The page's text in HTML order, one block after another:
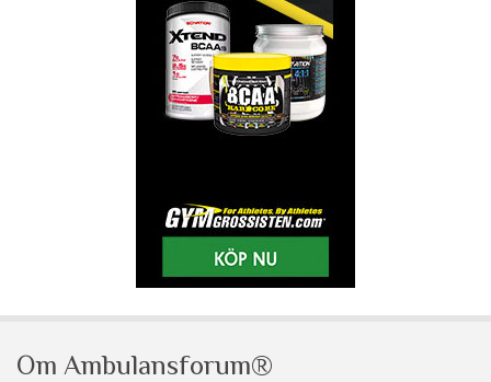
Om Ambulansforum®